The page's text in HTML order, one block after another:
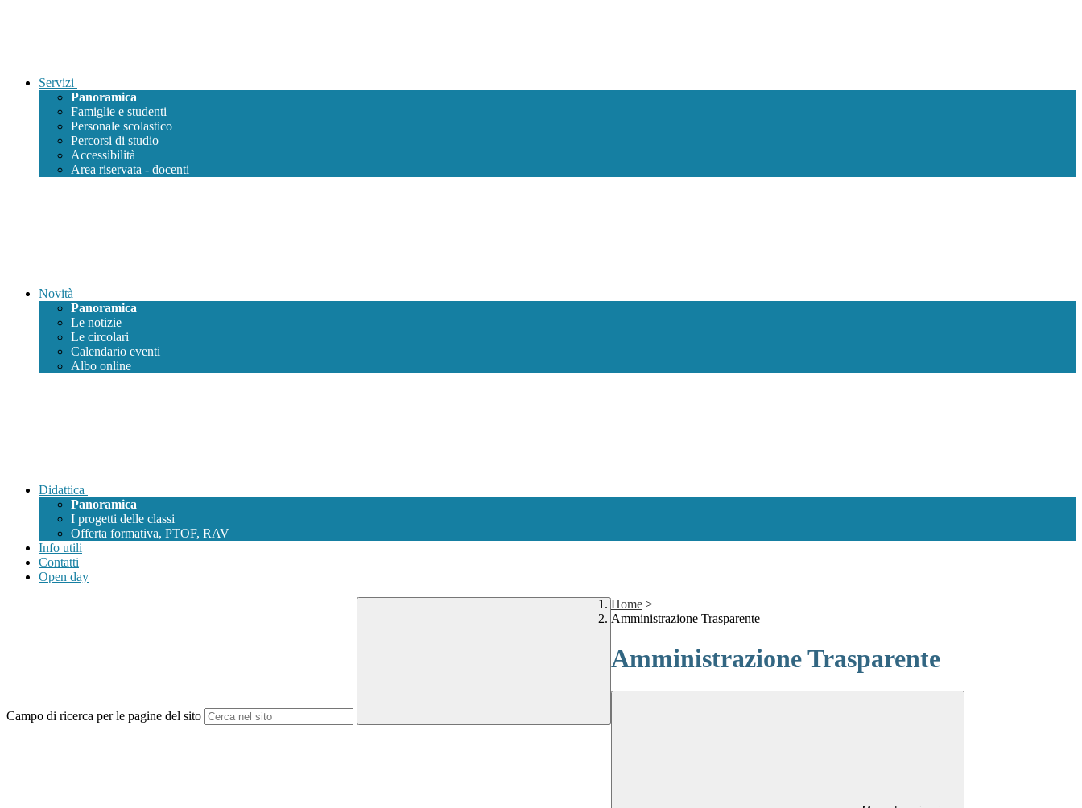
Servizi
Panoramica
Famiglie e studenti
Personale scolastico
Percorsi di studio
Accessibilità
Area riservata - docenti
Novità
Panoramica
Le notizie
Le circolari
Calendario eventi
Albo online
Didattica
Panoramica
I progetti delle classi
Offerta formativa, PTOF, RAV
Info utili
Contatti
Open day
Campo di ricerca per le pagine del sito
Home >
Amministrazione Trasparente
Amministrazione Trasparente